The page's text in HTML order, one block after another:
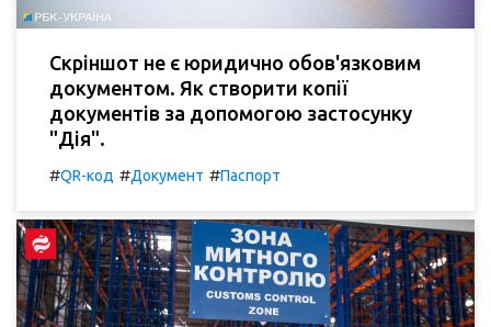
Скріншот не є юридично обов'язковим
документом. Як створити копії
документів за допомогою застосунку
"Дія".
#QR-код #Документ #Паспорт